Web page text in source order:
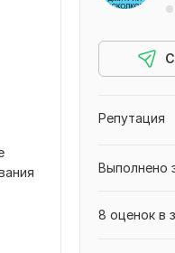
Репутация
Выполнено
8 оценок в